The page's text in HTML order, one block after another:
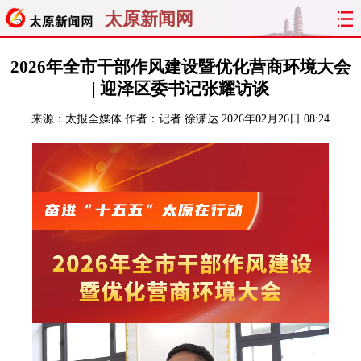
太原新闻网
首页 聚焦 太原 山西
关注 文明
纵横 曝光 综合 专题
旅游 理财
太原日报 太原晚报 热评 社区
2026年全市干部作风建设暨优化营商环境大会
| 迎泽区委书记张耀访谈
来源： 太报全媒体 作者：记者 徐潇达 2026年02月26日 08:24